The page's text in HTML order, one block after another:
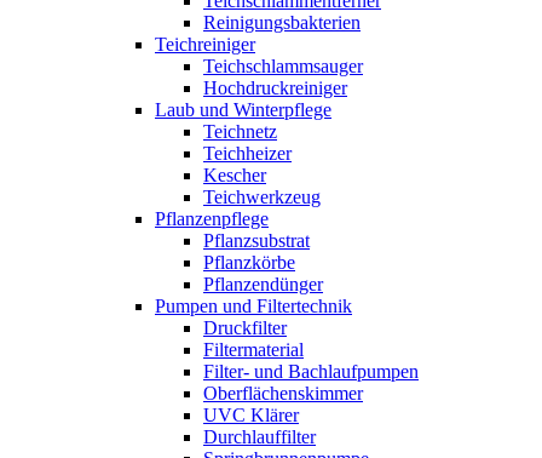
Reinigungsbakterien
Teichreiniger
Teichschlammsauger
Hochdruckreiniger
Laub und Winterpflege
Teichnetz
Teichheizer
Kescher
Teichwerkzeug
Pflanzenpflege
Pflanzsubstrat
Pflanzkörbe
Pflanzendünger
Pumpen und Filtertechnik
Druckfilter
Filtermaterial
Filter- und Bachlaufpumpen
Oberflächenskimmer
UVC Klärer
Durchlauffilter